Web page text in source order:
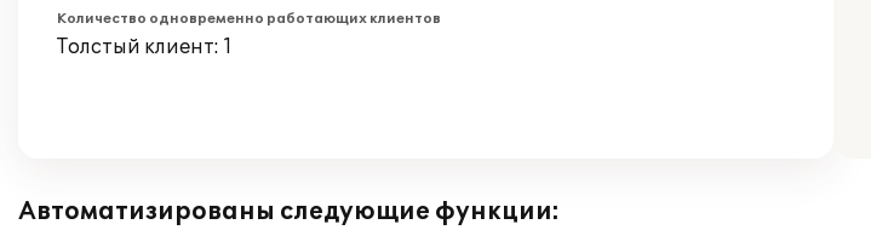
Количество одновременно работающих клиентов
Толстый клиент: 1
Автоматизированы следующие функции: